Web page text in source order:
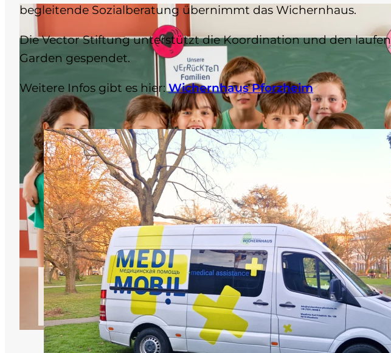
begleitende Sozialberatung übernimmt das Wichernhaus.
Die Vector Stiftung unterstützt die Koordination und den
Garden gespendet.
Weitere Infos gibt es hier:Wichernhaus Pforzheim
Kinder im Mittelpunkt – Psychisch fit in
Grundschule